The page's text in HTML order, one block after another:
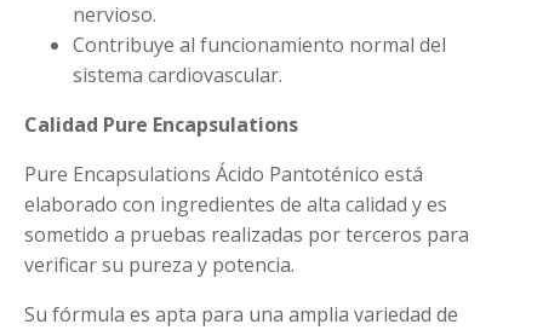
nervioso.
Contribuye al funcionamiento normal del
sistema cardiovascular.
Calidad Pure Encapsulations
Pure Encapsulations Ácido Pantoténico está
elaborado con ingredientes de alta calidad y es
sometido a pruebas realizadas por terceros para
verificar su pureza y potencia.
Su fórmula es apta para una amplia variedad de